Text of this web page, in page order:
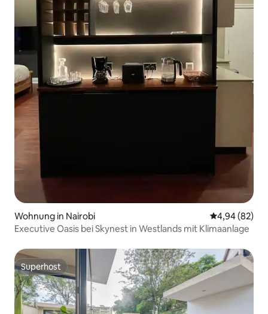
Wohnung in Nairobi
4,94 (82)
Executive Oasis bei Skynest in Westlands mit Klimaanlage
Superhost
Superhost